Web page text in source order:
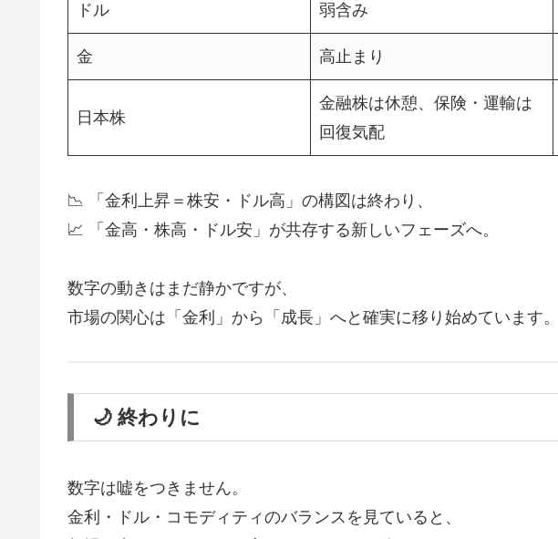
ドル 弱含み
金 高止まり
日本株
金融株は休憩、保険・運輸は
回復気配
📉 「金利上昇＝株安・ドル高」の構図は終わり、
📈 「金高・株高・ドル安」が共存する新しいフェーズへ。
数字の動きはまだ静かですが、
市場の関心は「金利」から「成長」へと確実に移り始めています。
🌙 終わりに
数字は嘘をつきません。
金利・ドル・コモディティのバランスを見ていると、